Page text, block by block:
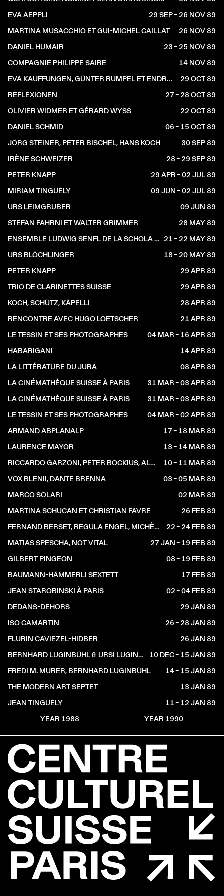
EVA AEPPLI
29 SEP – 26 NOV1989
MARTINA MUSACCHIO ET GUI-MICHEL CAILLAT
26 NOV1989
DANIEL HUMAIR
23 – 25 NOV1989
COMPAGNIE PHILIPPE SAIRE
14 NOV1989
EVA KAUFFUNGEN, GÜNTER RUMPEL ET ENDRE GURAN
29 OCT1989
REFLEXIONEN
27 – 28 OCT1989
OLIVIER WIDMER ET GÉRARD WYSS
22 OCT1989
DANIEL SCHMID
06 – 15 OCT1989
JÖRG STEINER, PETER BISCHEL, HANS KOCH
30 SEP1989
IRÈNE SCHWEIZER
28 – 29 SEP1989
PETER KNAPP
29 APR – 02 JUL1989
MIRIAM TINGUELY
09 JUN – 02 JUL1989
URS LEIMGRUBER
09 JUN1989
STEFAN FAHRNI ET WALTER GRIMMER
28 MAY1989
ENSEMBLE LUDWIG SENFL DE LA SCHOLA CANTORUM BASILIENSIS 21 – 22 MAY1989
URS BLÖCHLINGER
18 – 20 MAY1989
PETER KNAPP
29 APR1989
TRIO DE CLARINETTES SUISSE
29 APR1989
KOCH, SCHÜTZ, KÄPELLI
28 APR1989
RENCONTRE AVEC HUGO LOETSCHER
21 APR1989
LE TESSIN ET SES PHOTOGRAPHES
04 MAR – 16 APR1989
HABARIGANI
14 APR1989
LA LITTÉRATURE DU JURA
08 APR1989
LA CINÉMATHÈQUE SUISSE À PARIS
31 MAR – 03 APR1989
LA CINÉMATHÈQUE SUISSE À PARIS
31 MAR – 03 APR1989
LE TESSIN ET SES PHOTOGRAPHES
04 MAR – 02 APR1989
ARMAND ABPLANALP
17 – 18 MAR1989
LAURENCE MAYOR
13 – 14 MAR1989
RICCARDO GARZONI, PETER BOCKIUS, ALAN NELSON
10 – 11 MAR1989
VOX BLENII, DANTE BRENNA
03 – 05 MAR1989
MARCO SOLARI
02 MAR1989
MARTINA SCHUCAN ET CHRISTIAN FAVRE
26 FEB1989
FERNAND BERSET, REGULA ENGEL, MICHÈLE GLEIZER
22 – 24 FEB1989
MATIAS SPESCHA, NOT VITAL
27 JAN – 19 FEB1989
GILBERT PINGEON
08 – 19 FEB1989
BAUMANN-HÄMMERLI SEXTETT
17 FEB1989
JEAN STAROBINSKI À PARIS
02 – 04 FEB1989
DEDANS-DEHORS
29 JAN1989
ISO CAMARTIN
26 – 28 JAN1989
FLURIN CAVIEZEL-HIDBER
26 JAN1989
BERNHARD LUGINBÜHL & URSI LUGINBÜHL
10 DEC – 15 JAN1989
FREDI M. MURER, BERNHARD LUGINBÜHL
14 – 15 JAN1989
THE MODERN ART SEPTET
13 JAN1989
JEAN TINGUELY
11 – 12 JAN1989
YEAR 1988
YEAR 1990